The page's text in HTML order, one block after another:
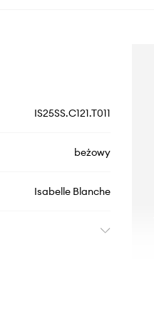
IS25SS.C121.T011
beżowy
Isabelle Blanche